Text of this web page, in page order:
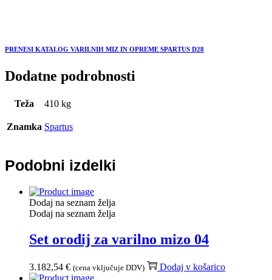
PRENESI KATALOG VARILNIH MIZ IN OPREME SPARTUS D28
Dodatne podrobnosti
Teža 410 kg
Znamka Spartus
Podobni izdelki
Dodaj na seznam želja
Dodaj na seznam želja
Set orodij za varilno mizo 04
3.182,54 € (cena vključuje DDV) Dodaj v košarico